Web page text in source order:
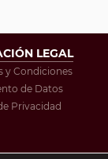
LEGAL
y Condiciones
de Datos
Privacidad